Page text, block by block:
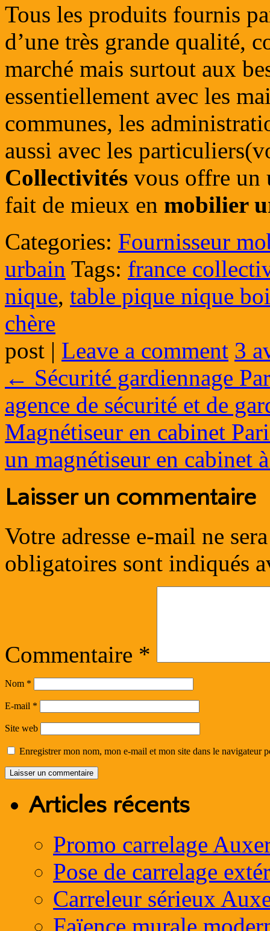
Tous les produits fournis
d’une très grande qualité,
marché mais surtout aux
essentiellement avec les
communes, les
aussi avec les
Collectivités vous offre un
fait de mieux en mobilier
Categories: Fournisseur
urbain Tags: france
nique, table pique nique
chère
post | Leave a comment 3
← Sécurité gardiennage
agence de sécurité et de
Magnétiseur en cabinet
un magnétiseur en cabinet
Laisser un commentaire
Votre adresse e-mail ne
obligatoires sont indiqués
Commentaire *
Nom *
E-mail *
Site web
Enregistrer mon nom, mon e-mail et mon site dans le navigateur
Articles récents
Promo carrelage
Pose de carrelage
Carreleur sérieux
Faïence murale